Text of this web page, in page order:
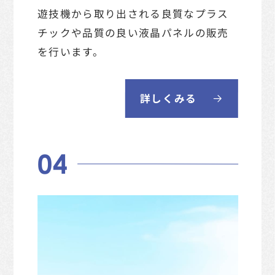
遊技機から取り出される良質なプラス
チックや品質の良い液晶パネルの販売
を行います。
詳しくみる
04